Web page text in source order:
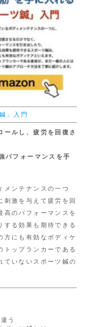
」入門
ールし、疲労を回復さ
パフォーマンスを手
メンテナンスの一つ
刺激を与えて疲労を回
高のパフォーマンスを
する効果も期待できる
方にも有効なボディケ
トップランカーである
ていないスポーツ鍼の
う